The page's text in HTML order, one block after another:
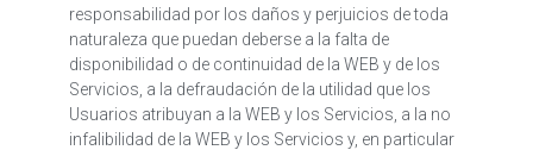
responsabilidad por los daños y perjuicios de toda
naturaleza que puedan deberse a la falta de
disponibilidad o de continuidad de la WEB y de los
Servicios, a la defraudación de la utilidad que los
Usuarios atribuyan a la WEB y los Servicios, a la no
infalibilidad de la WEB y los Servicios y, en particular